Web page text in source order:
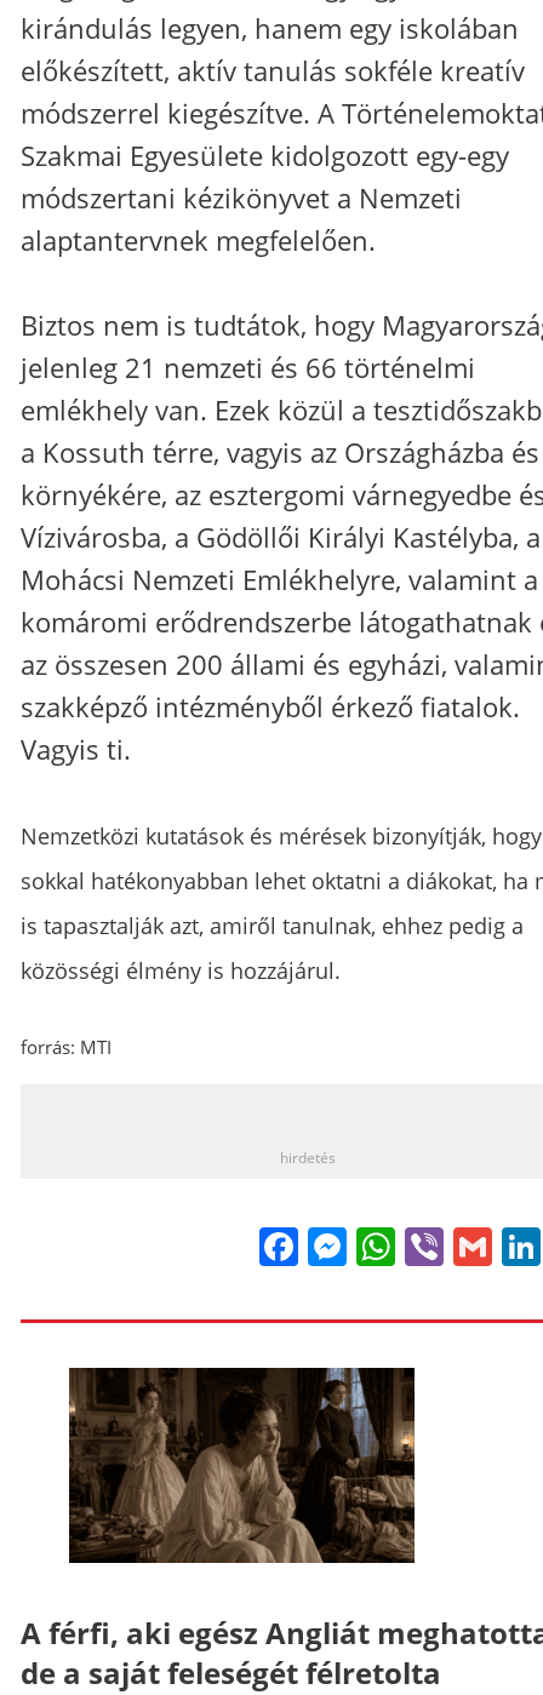
kirándulás legyen, hanem egy iskolában
előkészített, aktív tanulás sokféle kreatív
módszerrel kiegészítve. A
Szakmai Egyesülete kidolgozott egy-egy
módszertani kézikönyvet a Nemzeti
alaptantervnek megfelelően.
Biztos nem is tudtátok, hogy
jelenleg 21 nemzeti és 66 történelmi
emlékhely van. Ezek közül a
a Kossuth térre, vagyis az Országházba és
környékére, az esztergomi várnegyedbe
Vízivárosba, a Gödöllői Királyi Kastélyba, a
Mohácsi Nemzeti Emlékhelyre, valamint a
komáromi erődrendszerbe látogathatnak
az összesen 200 állami és egyházi,
szakképző intézményből érkező fiatalok.
Vagyis ti.
Nemzetközi kutatások és mérések bizonyítják, hogy
sokkal hatékonyabban lehet oktatni a diákokat, ha
is tapasztalják azt, amiről tanulnak, ehhez pedig a
közösségi élmény is hozzájárul.
forrás: MTI
hirdetés
FacebookViber
A férfi, aki egész Angliát
de a saját feleségét félretolta